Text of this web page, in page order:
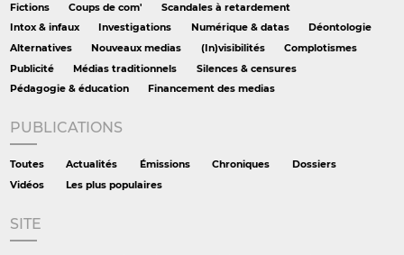
Fictions Coups de com'
Scandales à retardement
Intox & infaux
Investigations Numérique & datas
Déontologie
Alternatives
Nouveaux medias (In)visibilités
Complotismes
Publicité
Médias traditionnels
Silences & censures
Pédagogie & éducation
Financement des medias
PUBLICATIONS
Toutes Actualités Émissions Chroniques
Dossiers
Vidéos
Les plus populaires
SITE